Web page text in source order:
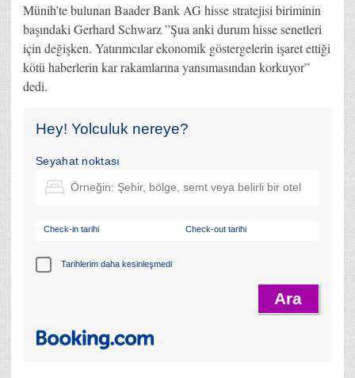
Münih’te bulunan Baader Bank AG hisse stratejisi biriminin
başındaki Gerhard Schwarz ”Şua anki durum hisse senetleri
için değişken. Yatırımcılar ekonomik göstergelerin işaret ettiği
kötü haberlerin kar rakamlarına yansımasından korkuyor”
dedi.
Hey! Yolculuk nereye?
Seyahat noktası
Check-in tarihi Check-out tarihi
Tarihlerim daha kesinleşmedi